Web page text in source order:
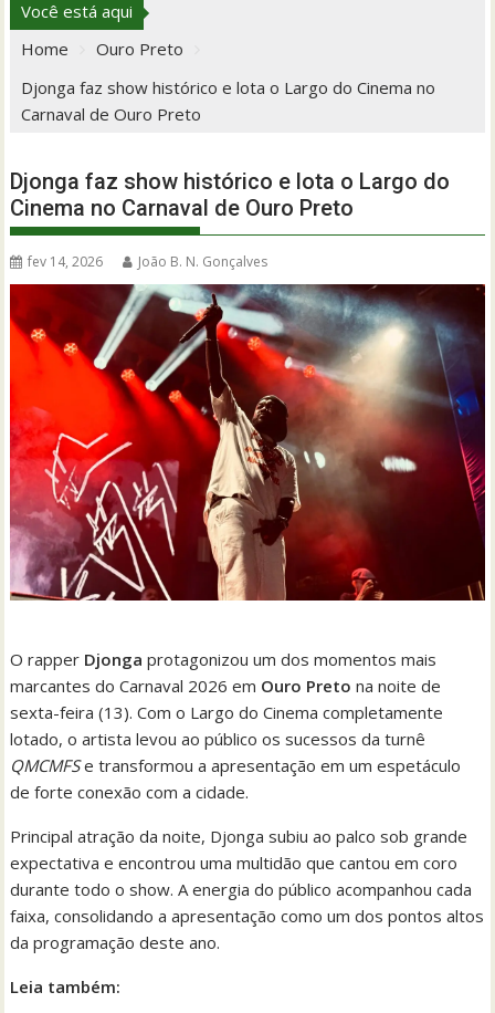
Você está aqui
Home
Ouro Preto
Djonga faz show histórico e lota o Largo do Cinema no
Carnaval de Ouro Preto
Djonga faz show histórico e lota o Largo do
Cinema no Carnaval de Ouro Preto
fev 14, 2026 João B. N. Gonçalves
O rapper Djonga protagonizou um dos momentos mais
marcantes do Carnaval 2026 em Ouro Preto na noite de
sexta-feira (13). Com o Largo do Cinema completamente
lotado, o artista levou ao público os sucessos da turnê
QMCMFSe transformou a apresentação em um espetáculo
de forte conexão com a cidade.
Principal atração da noite, Djonga subiu ao palco sob grande
expectativa e encontrou uma multidão que cantou em coro
durante todo o show. A energia do público acompanhou cada
faixa, consolidando a apresentação como um dos pontos altos
da programação deste ano.
Leia também: